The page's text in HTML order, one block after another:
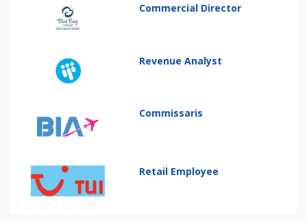
Commercial Director
Revenue Analyst
Commissaris
Retail Employee